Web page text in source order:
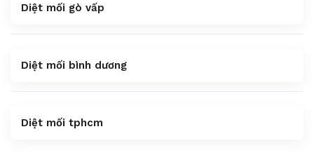
Diệt mối gò vấp
Diệt mối bình dương
Diệt mối tphcm